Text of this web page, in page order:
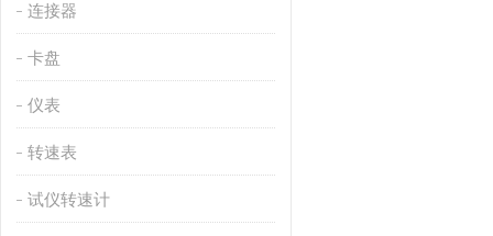
连接器
卡盘
仪表
转速表
试仪转速计